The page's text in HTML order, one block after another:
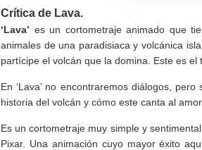
Crítica de Lava.
‘Lava’ es un cortometraje animado que
animales de una paradisiaca y volcánica
partícipe el volcán que la domina. Este es el
En ‘Lava’ no encontraremos diálogos,
historia del volcán y cómo este canta al
Es un cortometraje muy simple y
Pixar. Una animación cuyo mayor éxito